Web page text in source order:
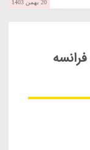
20 بهمن 1403